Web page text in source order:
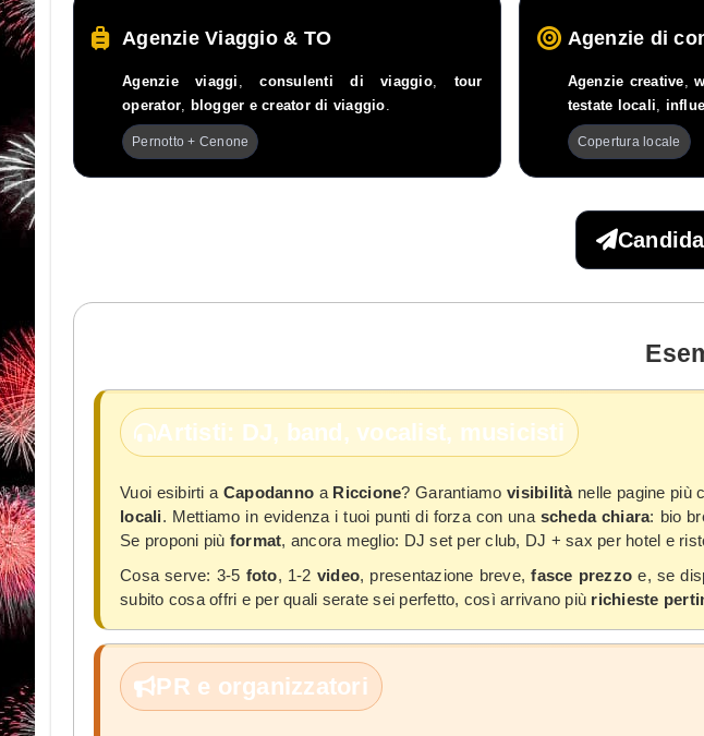
Agenzie Viaggio & TO
Agenzie viaggi ,consulenti di viaggio
tour
operator
blogger e creator di viaggio
Pernotto + Cenone
Agenzie di
Agenzie creative
testate locali
Copertura locale
Artisti: DJ, band, vocalist, musicisti
Vuoi esibirti a Capodanno a Riccione? Garantiamovisibilitànelle pagine più
locali. Mettiamo in evidenza i tuoi punti di forza con una scheda chiara: bio
Se proponi più format, ancora meglio: DJ set per club, DJ + sax per hotel e
Cosa serve: 3-5 foto, 1-2 video, presentazione breve,fasce prezzo e, se
subito cosa offri e per quali serate sei perfetto, così arrivano più richieste
PR e organizzatori